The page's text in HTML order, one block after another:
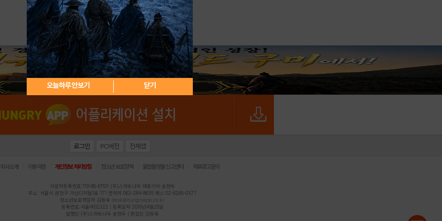
아이디 / 비밀번호 찾기 회원가입
오늘하루 안보기 닫기
로그인 PC버전 전체앱
회사소개 이용약관 개인정보 처리방침 청소년 보호정책 불법촬영물 신고센터 제휴광고문의
사업자등록번호:119-86-61101 (주)스마트나우 대표이사:송현두
주소: 서울시 금천구 가산디지털1로 171 연락처:063-284-8635 팩스:02-6265-0377
청소년보호책임자:김동욱 desk@hungryapp.co.kr
등록번호:서울아02322 | 등록일자:2016년4월25일
발행인:(주)스마트나우 송현두 | 편집인:김동욱